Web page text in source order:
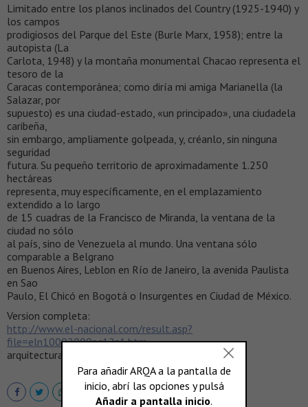
Limitado entre los planos inclinados del Country (1925-1940) y
los campos
prodigiosos del Parque del Este (Burle Marx, 1958); entre la
autopista (La
Carlota, 1948) y la montaña monumental Chacao representa el
tesoro de la
Caracas contemporánea; como diría mi amiga Marianella (la
Salazar, por
supuesto) es una ciudad-estado, «un principado», una ciudadela
caribeña,
sin embargo, ampliamente golpeada, y, créanlo, sin ninguna
seguridad
futura. Su pequeño territorio de aproximadamente 1.250
hectáreas
representa, muy específicamente, en el emplazamiento
extendido a lo largo
de 15 cuadras de la Francisco de Miranda, la ventana de la
ciudad no sólo
al país, sino de Venezuela al mundo. Una ventana sólo
comparable a Belgrano
en Buenos Aires, Leblon en Río de Janeiro, la avenida Paulista
en Sao
Paulo, El Chicó en Bogotá o Insurgentes en Ciudad de México.
Version completa:
http://www.el-nacional.com/result.asp?
file=eln10092000pc12s1.htm
arquitectura